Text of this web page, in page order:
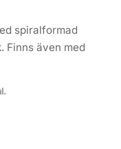
spiralformad
Finns även med